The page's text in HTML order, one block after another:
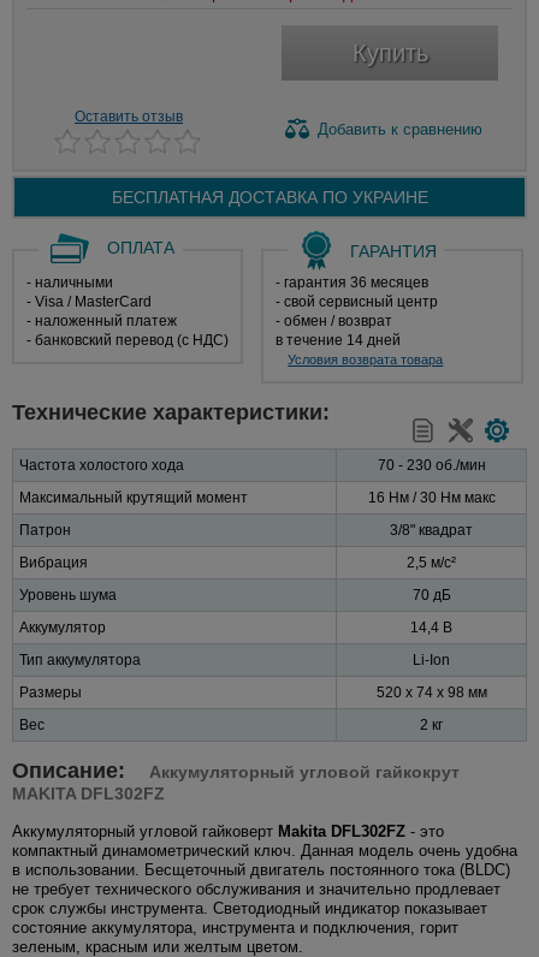
Купить
Оставить отзыв
Добавить к сравнению
БЕСПЛАТНАЯ ДОСТАВКА ПО УКРАИНЕ
ОПЛАТА
- наличными
- Visa / MasterCard
- наложенный платеж
- банковский перевод (с НДС)
ГАРАНТИЯ
- гарантия 36 месяцев
- свой сервисный центр
- обмен / возврат
в течение 14 дней
Условия возврата товара
Технические характеристики:
Частота холостого хода
70 - 230 об./мин
Максимальный крутящий момент
16 Нм / 30 Нм макс
Патрон
3/8" квадрат
Вибрация
2,5 м/с²
Уровень шума
70 дБ
Аккумулятор
14,4 В
Тип аккумулятора
Li-Ion
Размеры
520 x 74 x 98 мм
Вес
2 кг
Описание:
Аккумуляторный угловой гайкокрут
MAKITA DFL302FZ
Аккумуляторный угловой гайковерт Makita DFL302FZ - это
компактный динамометрический ключ. Данная модель очень удобна
в использовании. Бесщеточный двигатель постоянного тока (BLDC)
не требует технического обслуживания и значительно продлевает
срок службы инструмента. Светодиодный индикатор показывает
состояние аккумулятора, инструмента и подключения, горит
зеленым, красным или желтым цветом.